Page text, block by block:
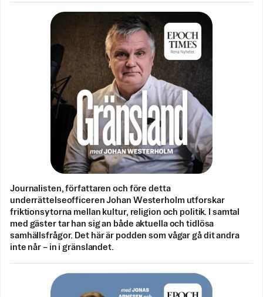
Journalisten, författaren och före detta
underrättelseofficeren Johan Westerholm utforskar
friktionsytorna mellan kultur, religion och politik. I samtal
med gäster tar han sig an både aktuella och tidlösa
samhällsfrågor. Det här är podden som vågar gå dit andra
inte når – in i gränslandet.